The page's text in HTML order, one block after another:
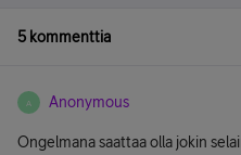
5 kommenttia
A Anonymous
Ongelmana saattaa olla jokin